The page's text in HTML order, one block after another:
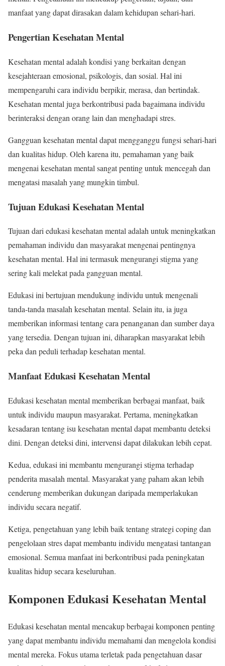
manfaat yang dapat dirasakan dalam kehidupan sehari-hari.
Pengertian Kesehatan Mental
Kesehatan mental adalah kondisi yang berkaitan dengan
kesejahteraan emosional, psikologis, dan sosial. Hal ini
mempengaruhi cara individu berpikir, merasa, dan bertindak.
Kesehatan mental juga berkontribusi pada bagaimana individu
berinteraksi dengan orang lain dan menghadapi stres.
Gangguan kesehatan mental dapat mengganggu fungsi sehari-hari
dan kualitas hidup. Oleh karena itu, pemahaman yang baik
mengenai kesehatan mental sangat penting untuk mencegah dan
mengatasi masalah yang mungkin timbul.
Tujuan Edukasi Kesehatan Mental
Tujuan dari edukasi kesehatan mental adalah untuk meningkatkan
pemahaman individu dan masyarakat mengenai pentingnya
kesehatan mental. Hal ini termasuk mengurangi stigma yang
sering kali melekat pada gangguan mental.
Edukasi ini bertujuan mendukung individu untuk mengenali
tanda-tanda masalah kesehatan mental. Selain itu, ia juga
memberikan informasi tentang cara penanganan dan sumber daya
yang tersedia. Dengan tujuan ini, diharapkan masyarakat lebih
peka dan peduli terhadap kesehatan mental.
Manfaat Edukasi Kesehatan Mental
Edukasi kesehatan mental memberikan berbagai manfaat, baik
untuk individu maupun masyarakat. Pertama, meningkatkan
kesadaran tentang isu kesehatan mental dapat membantu deteksi
dini. Dengan deteksi dini, intervensi dapat dilakukan lebih cepat.
Kedua, edukasi ini membantu mengurangi stigma terhadap
penderita masalah mental. Masyarakat yang paham akan lebih
cenderung memberikan dukungan daripada memperlakukan
individu secara negatif.
Ketiga, pengetahuan yang lebih baik tentang strategi coping dan
pengelolaan stres dapat membantu individu mengatasi tantangan
emosional. Semua manfaat ini berkontribusi pada peningkatan
kualitas hidup secara keseluruhan.
Komponen Edukasi Kesehatan Mental
Edukasi kesehatan mental mencakup berbagai komponen penting
yang dapat membantu individu memahami dan mengelola kondisi
mental mereka. Fokus utama terletak pada pengetahuan dasar